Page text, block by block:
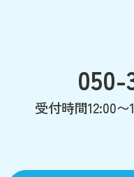
050-
受付時間12:00〜